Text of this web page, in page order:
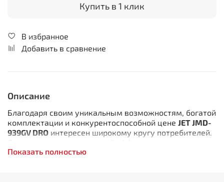
Купить в 1 клик
В избранное
Добавить в сравнение
Описание
Благодаря своим уникальным возможностям, богатой
комплектации и конкурентоспособной цене JET JMD-
939GV DRO интересен широкому кругу потребителей.
применяться промышленными предприятиями самого
Показать полностью